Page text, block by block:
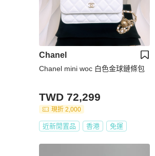
Chanel
Chanel mini woc 白色金球鏈條包
TWD 72,299
現折 2,000
近新閒置品 香港 免運